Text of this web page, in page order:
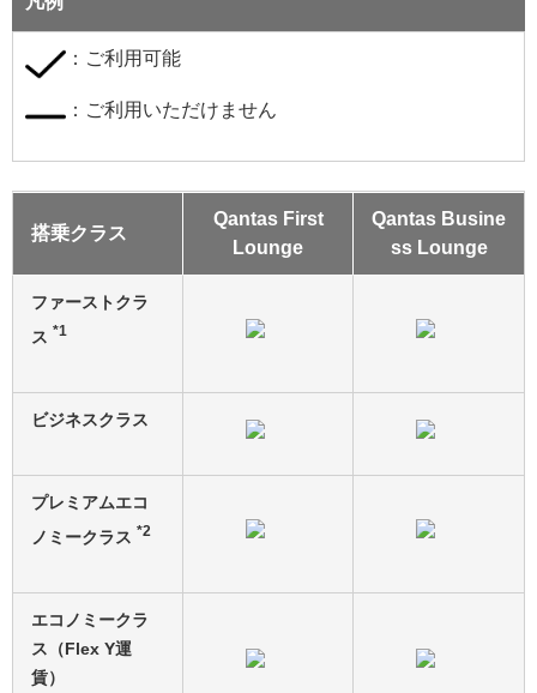
：ご利用可能
：ご利用いただけません
搭乗クラス
Qantas First
Lounge
Qantas Busine
ss Lounge
ファーストクラ
ス *1
ビジネスクラス
プレミアムエコ
ノミークラス *2
エコノミークラ
ス（Flex Y運
賃）